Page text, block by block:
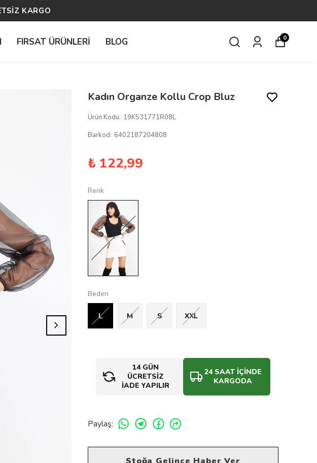
İADE
FIRSAT ÜRÜNLERİ BLOG 0
Kadın Organze Kollu Crop Bluz
Ürün Kodu: 19K531771R08L
Barkod: 6402187204808
₺ 122,99
Renk
Beden
L M S XXL
14 GÜN
ÜCRETSİZ
İADE YAPILIR
24 SAAT İÇİNDE
KARGODA
Paylaş: